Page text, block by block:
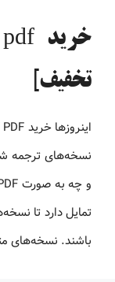
تخفیف]
نسخه‌های ترجمه
تمایل دارد تا
باشند. نسخه‌های